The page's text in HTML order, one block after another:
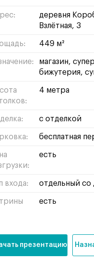
деревня
Взлётная, 3
449 м²
магазин
бижутерия
4 метра
с отделкой
бесплатная
есть
входа: отдельный со
есть
презентацию